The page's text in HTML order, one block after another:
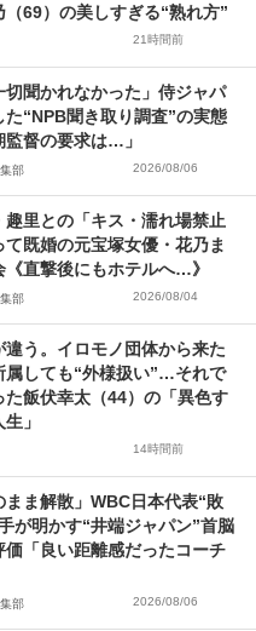
69）の美しすぎる“熟れ方”
21時間前
切聞かれなかった」侍ジャパ
た“NPB聞き取り調査”の実態
監督の要求は…」
部 2026/08/06
趣里との「キス・濡れ場禁止
既婚の元宝塚女優・花乃ま
《直撃後にもホテルへ…》
部 2026/08/04
違う。イロモノ団体から来た
属しても“外様扱い”…それで
た飯伏幸太（44）の「異色す
」
14時間前
まま解散」WBC日本代表“敗
が明かす“井端ジャパン”首脳
価「良い距離感だったコーチ
部 2026/08/06